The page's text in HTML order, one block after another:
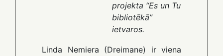
projekta “Es un Tu
bibliotēkā”
ietvaros.
Linda Nemiera (Dreimane) ir viena